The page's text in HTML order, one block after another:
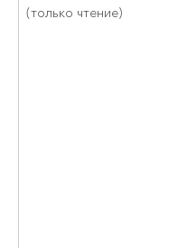
(только чтение)